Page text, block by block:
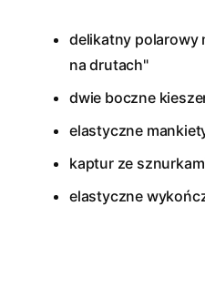
delikatny polarowy
na drutach"
dwie boczne
elastyczne
kaptur ze
elastyczne